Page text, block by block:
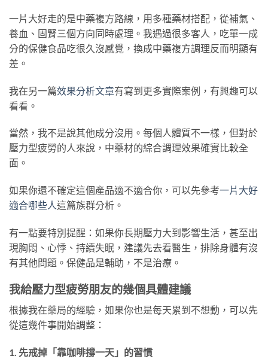
一片大好走的是中藥複方路線，用多種藥材搭配，從補氣、
養血、固腎三個方向同時處理。我遇過很多客人，吃單一成
分的保健食品吃很久沒感覺，換成中藥複方調理反而明顯有
差。
我在另一篇效果分析文章有寫到更多實際案例，有興趣可以
看看。
當然，我不是說其他成分沒用。每個人體質不一樣，但對於
壓力型疲勞的人來說，中藥材的綜合調理效果確實比較全
面。
如果你還不確定這個產品適不適合你，可以先參考一片大好
適合哪些人這篇族群分析。
有一點要特別提醒：如果你長期壓力大到影響生活，甚至出
現胸悶、心悸、持續失眠，建議先去看醫生，排除身體有沒
有其他問題。保健品是輔助，不是治療。
我給壓力型疲勞朋友的幾個具體建議
根據我在藥局的經驗，如果你也是每天累到不想動，可以先
從這幾件事開始調整：
1. 先戒掉「靠咖啡撐一天」的習慣